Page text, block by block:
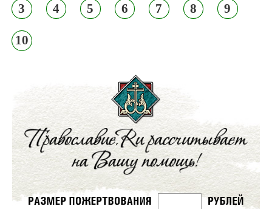
3 4 5 6 7 8 9
10